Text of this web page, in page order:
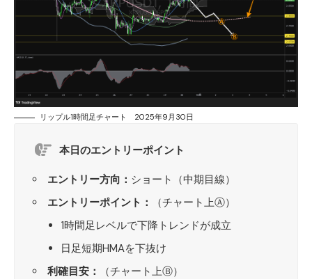
リップル1時間足チャート 2025年9月30日
本日のエントリーポイント
エントリー方向： ショート（中期目線）
エントリーポイント：
（チャート上Ⓐ）
1時間足レベルで下降トレンドが成立
日足短期HMAを下抜け
利確目安：
（チャート上Ⓑ）